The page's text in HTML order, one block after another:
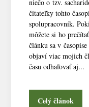
niečo o tzv.
čitateľky tohto
spolupracovník.
môžete si ho
článku sa v
objaví viac mojich
času odhaľovať aj...
Celý článok